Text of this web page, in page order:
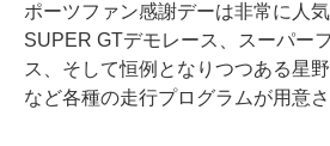
ポーツファン感謝デーは非常に人
SUPER GTデモレース、スーパー
ス、そして恒例となりつつある星
など各種の走行プログラムが用意さ